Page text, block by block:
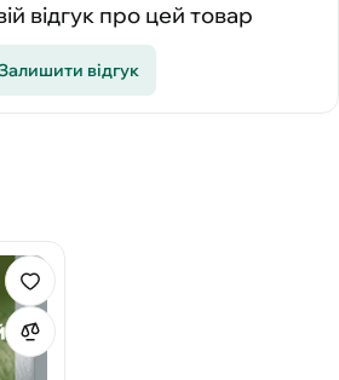
відгук про цей товар
відгук